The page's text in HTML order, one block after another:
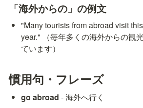
「海外からの」の例文
"Many tourists from abroad visit
year." （毎年多くの海外からの観
ています）
慣用句・フレーズ
go abroad - 海外へ行く